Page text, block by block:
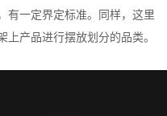
有一定界定标准。同样，这里
产品进行摆放划分的品类。